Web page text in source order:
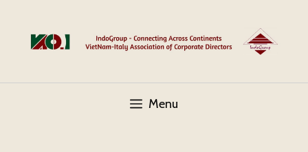
content
Menu